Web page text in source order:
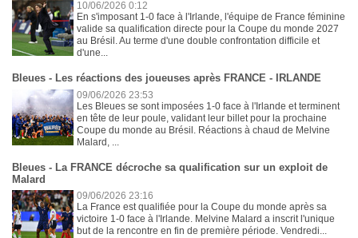
10/06/2026 0:12
En s'imposant 1-0 face à l'Irlande, l'équipe de France féminine
valide sa qualification directe pour la Coupe du monde 2027
au Brésil. Au terme d'une double confrontation difficile et
d'une...
Bleues - Les réactions des joueuses après FRANCE - IRLANDE
09/06/2026 23:53
Les Bleues se sont imposées 1-0 face à l'Irlande et terminent
en tête de leur poule, validant leur billet pour la prochaine
Coupe du monde au Brésil. Réactions à chaud de Melvine
Malard, ...
Bleues - La FRANCE décroche sa qualification sur un exploit de
Malard
09/06/2026 23:16
La France est qualifiée pour la Coupe du monde après sa
victoire 1-0 face à l'Irlande. Melvine Malard a inscrit l'unique
but de la rencontre en fin de première période. Vendredi...